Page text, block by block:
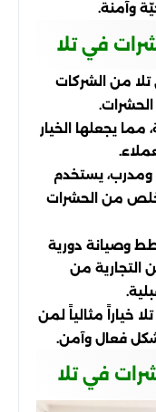
وآمنة.
في تلا
من الشركات
الحشرات.
مما يجعلها الخيار
ومدرب، يستخدم
من الحشرات
وصيانة دورية
التجارية من
خياراً مثالياً لمن
فعال وآمن.
في تلا